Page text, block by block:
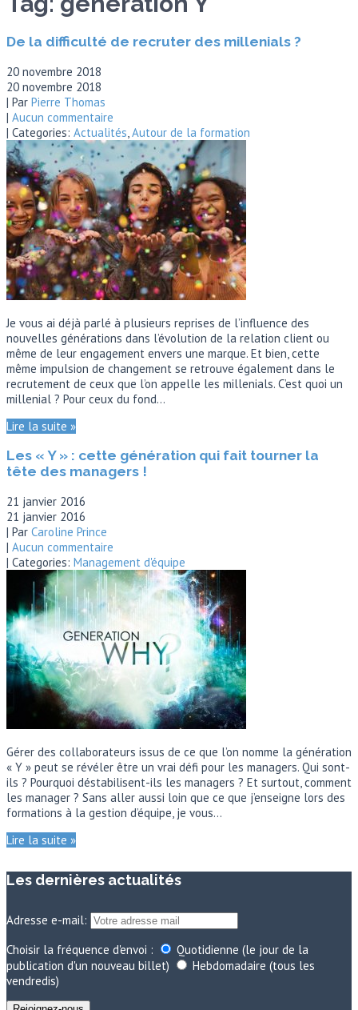
De la difficulté de recruter des millenials ?
20 novembre 2018
20 novembre 2018
| Par Pierre Thomas
| Aucun commentaire
| Categories: Actualités Autour de la formation
Je vous ai déjà parlé à plusieurs reprises de l’influence des
nouvelles générations dans l’évolution de la relation client ou
même de leur engagement envers une marque. Et bien, cette
même impulsion de changement se retrouve également dans le
recrutement de ceux que l’on appelle les millenials. C’est quoi un
millenial ? Pour ceux du fond…
Lire la suite »
Les « Y » : cette génération qui fait tourner la
tête des managers !
21 janvier 2016
21 janvier 2016
| Par Caroline Prince
| Aucun commentaire
| Categories: Management d'équipe
Gérer des collaborateurs issus de ce que l’on nomme la génération
« Y » peut se révéler être un vrai défi pour les managers. Qui sont-
ils ? Pourquoi déstabilisent-ils les managers ? Et surtout, comment
les manager ? Sans aller aussi loin que ce que j’enseigne lors des
formations à la gestion d’équipe, je vous…
Lire la suite »
Les dernières actualités
Adresse e-mail:
Choisir la fréquence d'envoi :
Quotidienne (le jour de la
publication d'un nouveau billet)
Hebdomadaire (tous les
vendredis)